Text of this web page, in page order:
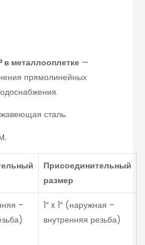
в металлооплетке—
прямолинейных
сталь.
Присоединительный
размер
–
1″ x 1″ (наружная –
внутренняя резьба)